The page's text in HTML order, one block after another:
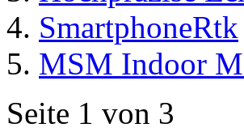
SmartphoneRtk
MSM Indoor
Seite 1 von 3